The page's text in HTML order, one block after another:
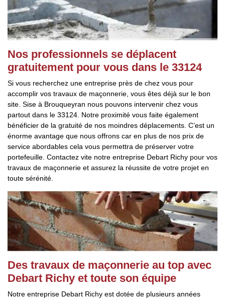
Nos professionnels se déplacent
gratuitement pour vous dans le 33124
Si vous recherchez une entreprise près de chez vous pour
accomplir vos travaux de maçonnerie, vous êtes déjà sur le bon
site. Sise à Brouqueyran nous pouvons intervenir chez vous
partout dans le 33124. Notre proximité vous faite également
bénéficier de la gratuité de nos moindres déplacements. C’est un
énorme avantage que nous offrons car en plus de nos prix de
service abordables cela vous permettra de préserver votre
portefeuille. Contactez vite notre entreprise Debart Richy pour vos
travaux de maçonnerie et assurez la réussite de votre projet en
toute sérénité.
Des travaux de maçonnerie au top avec
Debart Richy et toute son équipe
Notre entreprise Debart Richy est dotée de plusieurs années